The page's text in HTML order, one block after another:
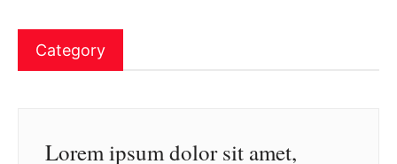
Category
Lorem ipsum dolor sit amet,